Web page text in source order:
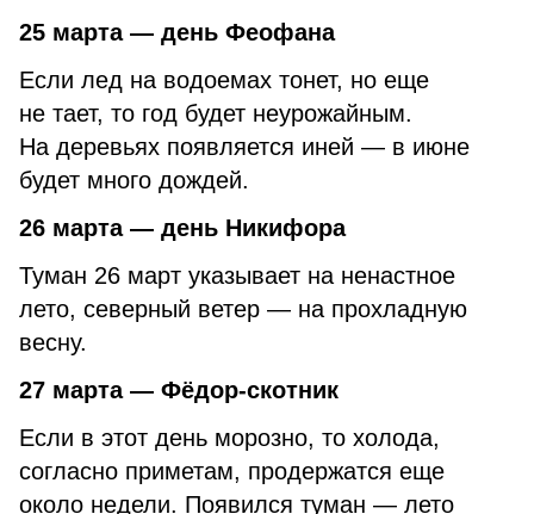
25 марта — день Феофана
Если лед на водоемах тонет, но еще
не тает, то год будет неурожайным.
На деревьях появляется иней — в июне
будет много дождей.
26 марта — день Никифора
Туман 26 март указывает на ненастное
лето, северный ветер — на прохладную
весну.
27 марта — Фёдор-скотник
Если в этот день морозно, то холода,
согласно приметам, продержатся еще
около недели. Появился туман — лето